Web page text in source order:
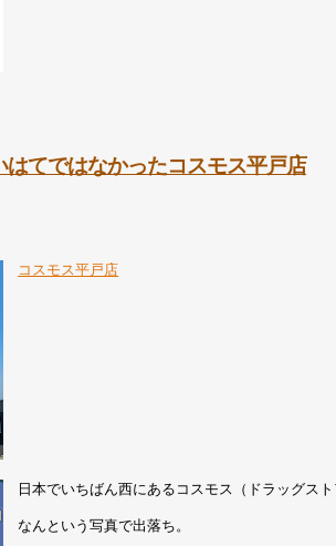
てではなかったコスモス平戸店
コスモス平戸店
日本でいちばん西にあるコスモス（ドラッグスト
なんという写真で出落ち。